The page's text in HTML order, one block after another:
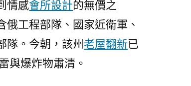
情感會所設計的無價之
俄工程部隊、國家近衛軍、
隊。今朝，該州老屋翻新已
與爆炸物肅清。